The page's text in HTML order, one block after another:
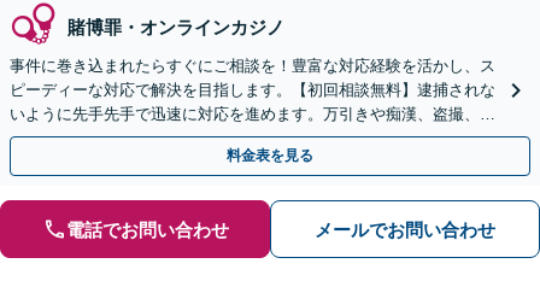
賭博罪・オンラインカジノ
事件に巻き込まれたらすぐにご相談を！豊富な対応経験を活かし、ス
ピーディーな対応で解決を目指します。【初回相談無料】逮捕されな
いように先手先手で迅速に対応を進めます。万引きや痴漢、盗撮、覚
醒剤など幅広い事案に対応します。
料金表を見る
電話でお問い合わせ メールでお問い合わせ